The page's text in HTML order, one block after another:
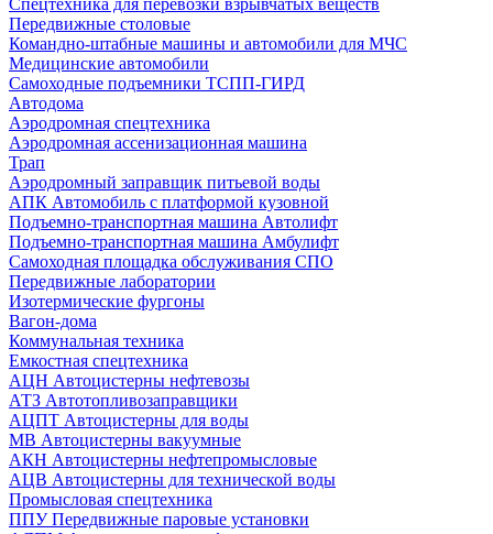
Спецтехника для перевозки взрывчатых веществ
Передвижные столовые
Командно-штабные машины и автомобили для МЧС
Медицинские автомобили
Самоходные подъемники ТСПП-ГИРД
Автодома
Аэродромная спецтехника
Аэродромная ассенизационная машина
Трап
Аэродромный заправщик питьевой воды
АПК Автомобиль с платформой кузовной
Подъемно-транспортная машина Автолифт
Подъемно-транспортная машина Амбулифт
Самоходная площадка обслуживания СПО
Передвижные лаборатории
Изотермические фургоны
Вагон-дома
Коммунальная техника
Емкостная спецтехника
АЦН Автоцистерны нефтевозы
АТЗ Автотопливозаправщики
АЦПТ Автоцистерны для воды
МВ Автоцистерны вакуумные
АКН Автоцистерны нефтепромысловые
АЦВ Автоцистерны для технической воды
Промысловая спецтехника
ППУ Передвижные паровые установки